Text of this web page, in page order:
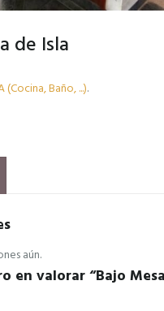
de Isla
(Cocina, Baño, ...).
aún.
en valorar “Bajo